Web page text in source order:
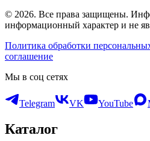
© 2026. Все права защищены.
информационный характер и не
Политика обработки
соглашение
Мы в соц сетях
Telegram VK YouTube
Каталог